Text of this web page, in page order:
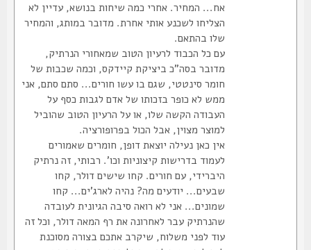
אח... המחיר. אחרי כמה שיחות בנושא, עדיין לא
הצליחו לשכנע אותי אחרת. מדובר במותג, והמחיר
שלו בהתאם.
עם כל הכבוד לרעיון הטוב שמאחורי הנרתיק,
מדובר בסה"כ ביציקת קיידקס, וכמה שכבות של
חומר סינטטי, שגם בו עשו חורים... סתם סתם, אני
ממש לא כופר בזכותו של אדם לגבות כסף על
העבודה הקשה שלו, או על הרעיון הטוב שהוביל
למוצר מצוין, אבל הכול בפרופורציה.
אין כאן נעילה יוצאת דופן, חומרים שאמורים
לעמוד בדרישות קיצוניות וכו'. רבותי, זה נרתיק
היברידי, עם חורים. קחו שישים דולר, קחו
שבעים... יודעים מה? נהיה לארג'ים... קחו
שמונים... אני לא רואה סיבה הגיונית לעובדה
שהנרתיק עבר לאחרונה את רף המאה דולר, וכל זה
עוד לפני משלוח, שיקרב אתכם בצורה מסוכנת